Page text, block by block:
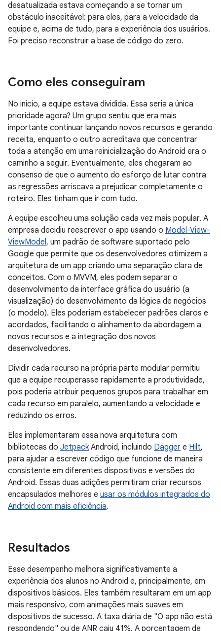
desatualizada estava começando a se tornar um
obstáculo inaceitável: para eles, para a velocidade da
equipe e, acima de tudo, para a experiência dos usuários.
Foi preciso reconstruir a base de código do zero.
Como eles conseguiram
No início, a equipe estava dividida. Essa seria a única
prioridade agora? Um grupo sentiu que era mais
importante continuar lançando novos recursos e gerando
receita, enquanto o outro acreditava que concentrar
toda a atenção em uma reinicialização do Android era o
caminho a seguir. Eventualmente, eles chegaram ao
consenso de que o aumento do esforço de lutar contra
as regressões arriscava a prejudicar completamente o
roteiro. Eles tinham que ir com tudo.
A equipe escolheu uma solução cada vez mais popular. A
empresa decidiu reescrever o app usando o Model-View-
ViewModel, um padrão de software suportado pelo
Google que permite que os desenvolvedores otimizem a
arquitetura de um app criando uma separação clara de
conceitos. Com o MVVM, eles podem separar o
desenvolvimento da interface gráfica do usuário (a
visualização) do desenvolvimento da lógica de negócios
(o modelo). Eles poderiam estabelecer padrões claros e
acordados, facilitando o alinhamento da abordagem a
novos recursos e a integração dos novos
desenvolvedores.
Dividir cada recurso na própria parte modular permitiu
que a equipe recuperasse rapidamente a produtividade,
pois poderia atribuir pequenos grupos para trabalhar em
cada recurso em paralelo, aumentando a velocidade e
reduzindo os erros.
Eles implementaram essa nova arquitetura com
bibliotecas do JetpackAndroid, incluindo Dagger e Hilt,
para ajudar a escrever código que funcione de maneira
consistente em diferentes dispositivos e versões do
Android. Essas duas adições permitiram criar recursos
encapsulados melhores e usar os módulos integrados do
Android com mais eficiência.
Resultados
Esse desempenho melhora significativamente a
experiência dos alunos no Android e, principalmente, em
dispositivos básicos. Eles também resultaram em um app
mais responsivo, com animações mais suaves em
dispositivos de sucesso. A taxa diária de "O app não está
respondendo" ou de ANR caiu 41%. A porcentagem de